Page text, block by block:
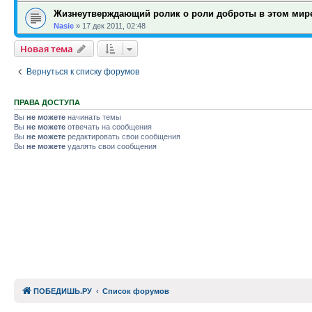
Жизнеутверждающий ролик о роли доброты в этом
Nasie » 17 дек 2011, 02:48
Новая тема
Вернуться к списку форумов
ПРАВА ДОСТУПА
Вы не можете начинать темы
Вы не можете отвечать на сообщения
Вы не можете редактировать свои сообщения
Вы не можете удалять свои сообщения
ПОБЕДИШЬ.РУ Список форумов